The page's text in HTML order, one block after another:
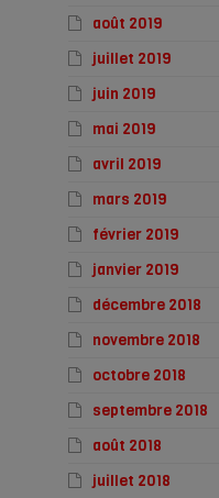
août 2019
juillet 2019
juin 2019
mai 2019
avril 2019
mars 2019
février 2019
janvier 2019
décembre 2018
novembre 2018
octobre 2018
septembre 2018
août 2018
juillet 2018